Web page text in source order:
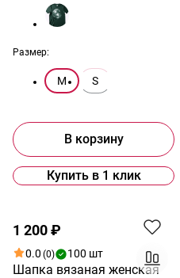
Размер:
M S
В корзину
Купить в 1 клик
1 200 ₽
0.0 (0) 100 шт
Шапка вязаная женская